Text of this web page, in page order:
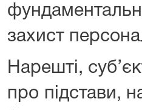
захист
Нарешті,
про підстави,